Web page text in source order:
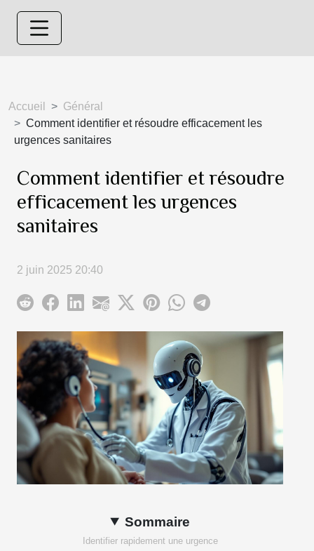
Accueil
Général
Comment identifier et résoudre efficacement les
urgences sanitaires
Comment identifier et résoudre
efficacement les urgences
sanitaires
2 juin 2025 20:40
Sommaire
Identifier rapidement une urgence